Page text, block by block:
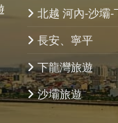
北越 河內-沙壩-
長安、寧平
下龍灣旅遊
沙壩旅遊